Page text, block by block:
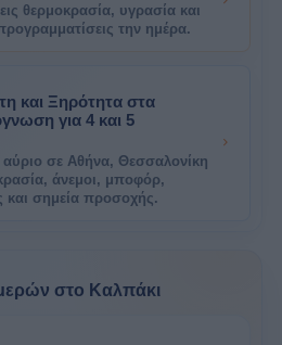
θερμοκρασία, υγρασία και
την ημέρα.
και Ξηρότητα στα
για 4 και 5
αύριο σε Αθήνα, Θεσσαλονίκη
άνεμοι, μποφόρ,
και σημεία προσοχής.
στο Καλπάκι